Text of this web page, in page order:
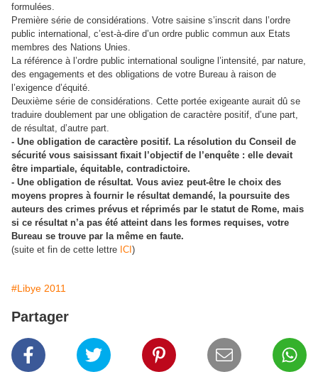
formulées.
Première série de considérations. Votre saisine s’inscrit dans l’ordre
public international, c’est-à-dire d’un ordre public commun aux Etats
membres des Nations Unies.
La référence à l’ordre public international souligne l’intensité, par nature,
des engagements et des obligations de votre Bureau à raison de
l’exigence d’équité.
Deuxième série de considérations. Cette portée exigeante aurait dû se
traduire doublement par une obligation de caractère positif, d’une part,
de résultat, d’autre part.
- Une obligation de caractère positif. La résolution du Conseil de
sécurité vous saisissant fixait l’objectif de l’enquête : elle devait
être impartiale, équitable, contradictoire.
- Une obligation de résultat. Vous aviez peut-être le choix des
moyens propres à fournir le résultat demandé, la poursuite des
auteurs des crimes prévus et réprimés par le statut de Rome, mais
si ce résultat n’a pas été atteint dans les formes requises, votre
Bureau se trouve par la même en faute.
(suite et fin de cette lettre ICI )
#Libye 2011
Partager